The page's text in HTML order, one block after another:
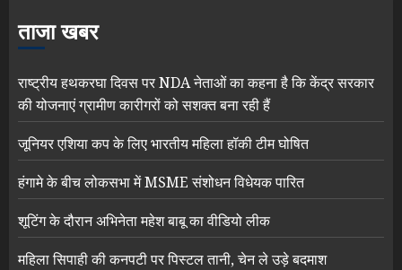
ताजा खबर
राष्ट्रीय हथकरघा दिवस पर NDA नेताओं का कहना है कि केंद्र सरकार
की योजनाएं ग्रामीण कारीगरों को सशक्त बना रही हैं
जूनियर एशिया कप के लिए भारतीय महिला हॉकी टीम घोषित
हंगामे के बीच लोकसभा में MSME संशोधन विधेयक पारित
शूटिंग के दौरान अभिनेता महेश बाबू का वीडियो लीक
महिला सिपाही की कनपटी पर पिस्टल तानी, चेन ले उड़े बदमाश